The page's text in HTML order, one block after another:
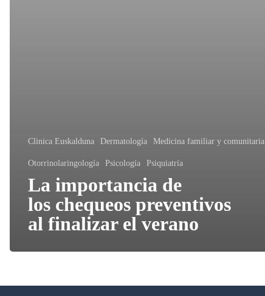
Clinica Euskalduna Dermatología Medicina familiar y comunitaria
Otorrinolaringología Psicología Psiquiatría
La importancia de
los chequeos preventivos
al finalizar el verano